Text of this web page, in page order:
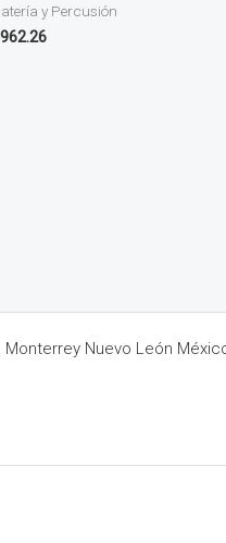
y Percusión
962.26
Nuevo León